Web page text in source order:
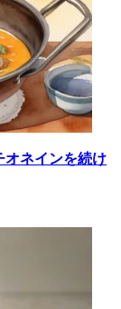
オネインを続け